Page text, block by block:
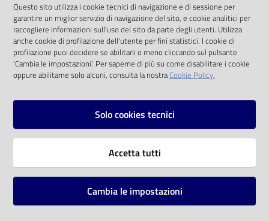
Eventi
Chiedi al
bibliotecario
solo alle condizioni previste dalla direttiva
comunitaria 2003/98/CE e dal d.lgs. 36/2006
SOCIAL
Instagram
Vai alla pagina
Mappa del sito
Questo sito utilizza i cookie tecnici di navigazione e di sessione per
garantire un miglior servizio di navigazione del sito, e cookie analitici per
raccogliere informazioni sull'uso del sito da parte degli utenti. Utilizza
anche cookie di profilazione dell'utente per fini statistici. I cookie di
profilazione puoi decidere se abilitarli o meno cliccando sul pulsante
'Cambia le impostazioni'. Per saperne di più su come disabilitare i cookie
oppure abilitarne solo alcuni, consulta la nostraCookie Policy.
Solo cookies tecnici
Accetta tutti
Cambia le impostazioni